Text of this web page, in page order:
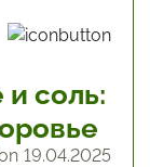
соль:
19.04.2025